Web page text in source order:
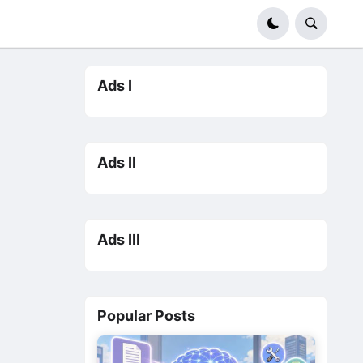
Ads I
Ads II
Ads III
Popular Posts